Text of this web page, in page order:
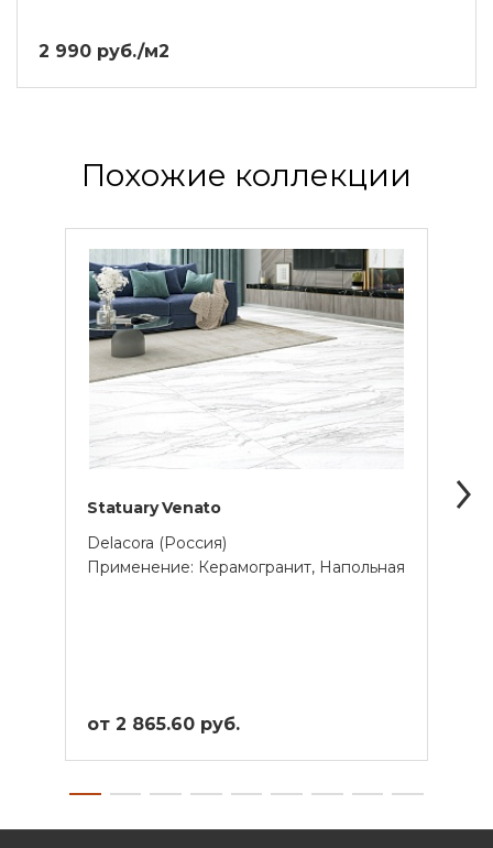
2 990 руб./м2
Похожие коллекции
Statuary Venato
Delacora (Россия)
Применение: Керамогранит, Напольная
от 2 865.60 руб.